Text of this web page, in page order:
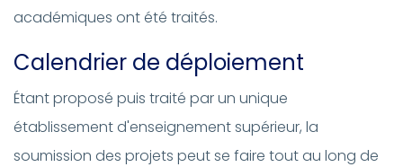
académiques ont été traités.
Calendrier de déploiement
Étant proposé puis traité par un unique
établissement d'enseignement supérieur, la
soumission des projets peut se faire tout au long de